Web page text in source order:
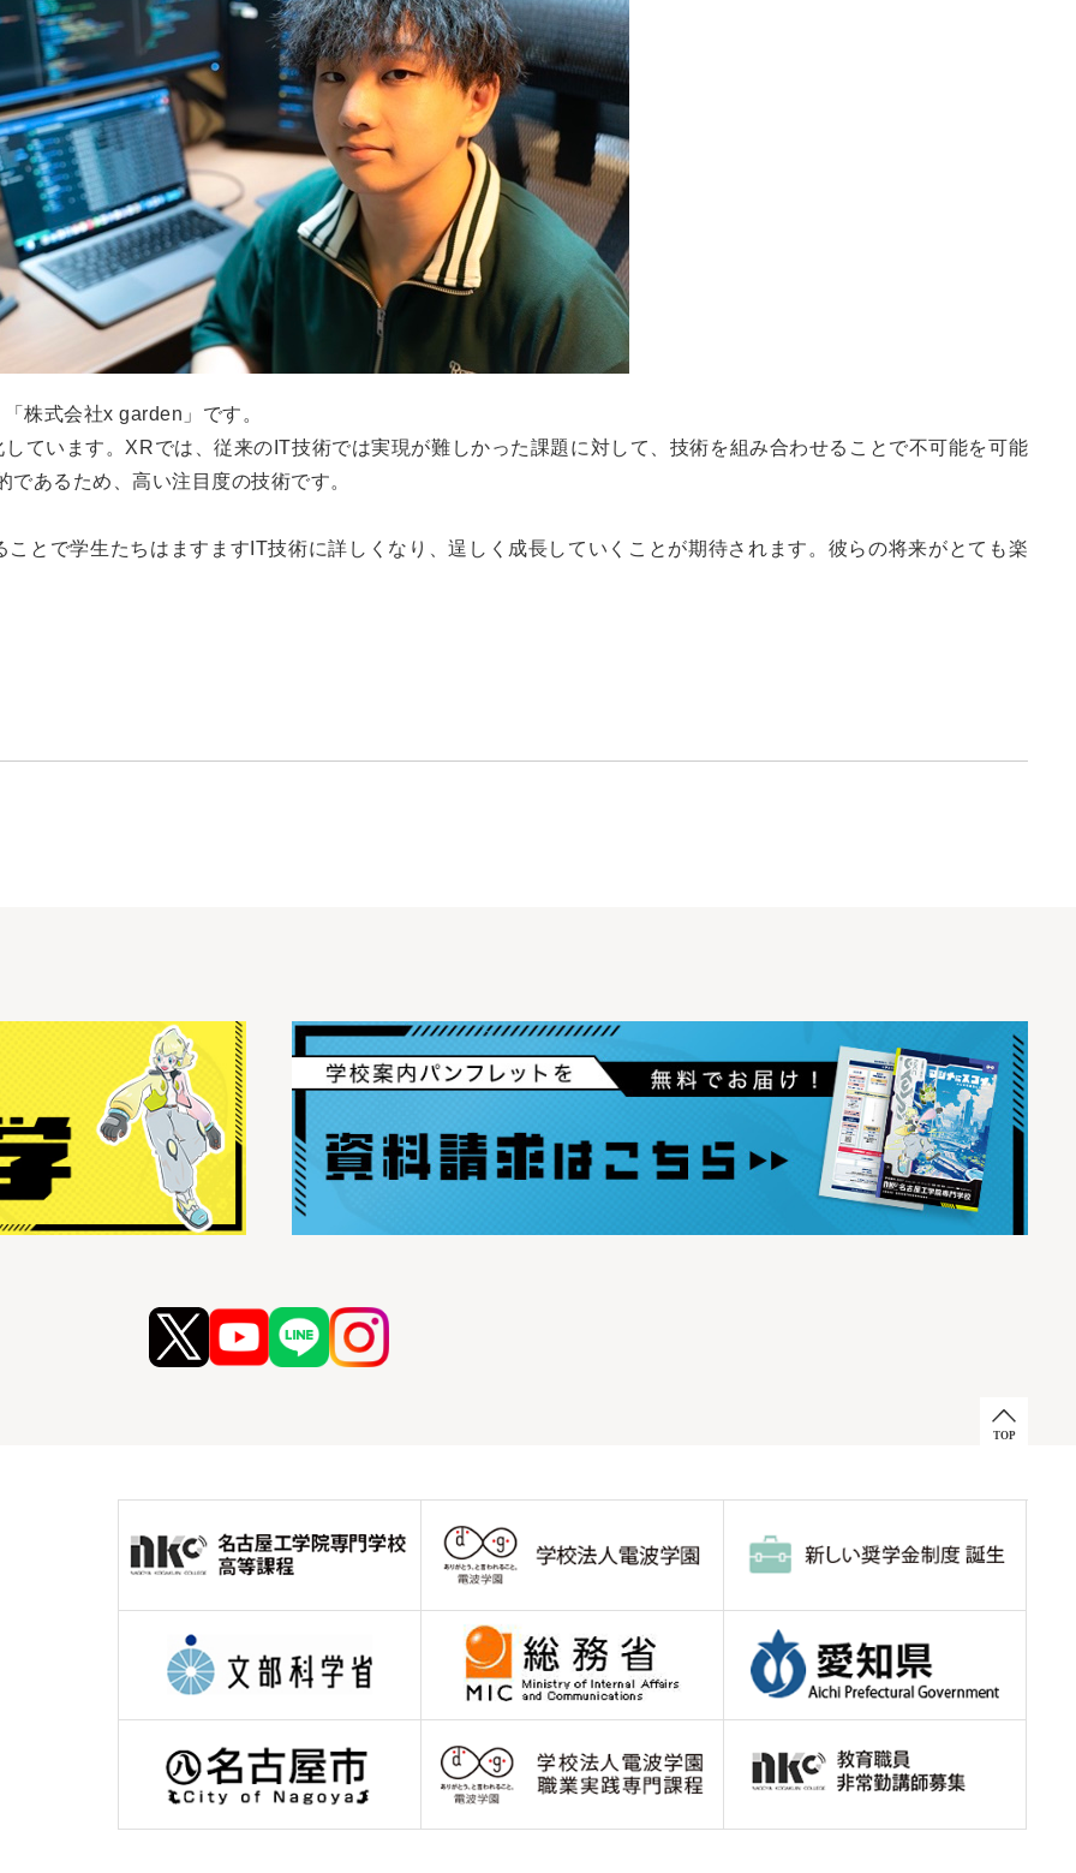
株式会社x garden」です。
ています。XRでは、従来のIT技術では実現が難しかった課題に対して、技術を組み合わせることで不可能を可能
あるため、高い注目度の技術です。
とで学生たちはますますIT技術に詳しくなり、逞しく成長していくことが期待されます。彼らの将来がとても楽